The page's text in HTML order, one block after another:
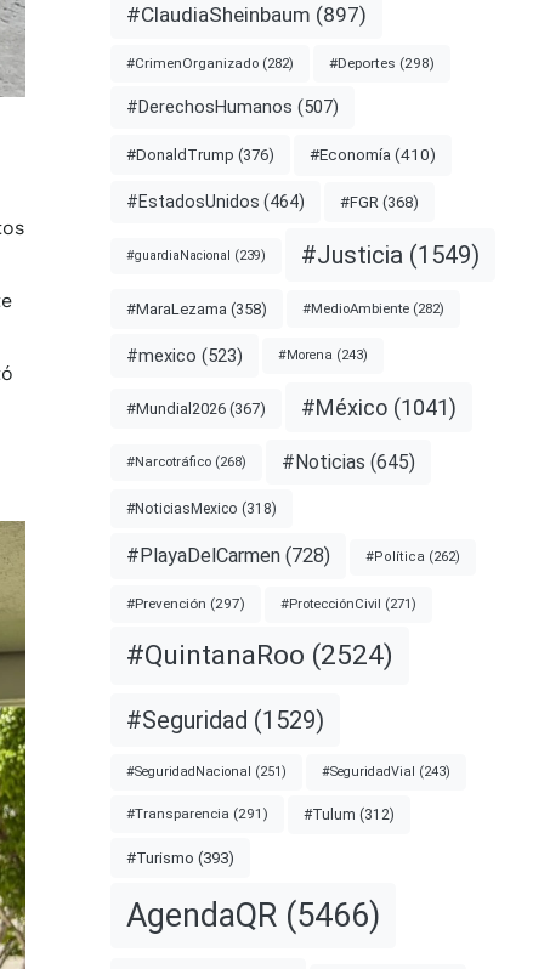
#ClaudiaSheinbaum (897)
#CrimenOrganizado(282) #Deportes (298)
#DerechosHumanos (507)
#DonaldTrump (376) #Economía (410)
#EstadosUnidos (464) #FGR (368)
#guardiaNacional (239) #Justicia (1549)
#MaraLezama (358) #MedioAmbiente(282)
#mexico (523) #Morena (243)
#Mundial2026(367) #México(1041)
#Narcotráfico(268) #Noticias (645)
#NoticiasMexico (318)
#PlayaDelCarmen(728) #Política (262)
#Prevención (297) #ProtecciónCivil (271)
#QuintanaRoo (2524)
#Seguridad (1529)
#SeguridadNacional (251) #SeguridadVial (243)
#Transparencia (291) #Tulum (312)
#Turismo (393)
AgendaQR(5466)